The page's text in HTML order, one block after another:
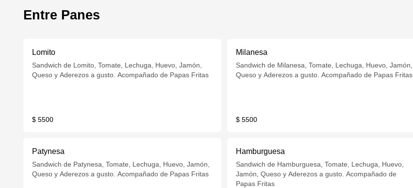
Entre Panes
Lomito
Sandwich de Lomito, Tomate, Lechuga, Huevo, Jamón,
Queso y Aderezos a gusto. Acompañado de Papas Fritas
$ 5500
Milanesa
Sandwich de Milanesa, Tomate, Lechuga, Huevo, Jamón,
Queso y Aderezos a gusto. Acompañado de Papas Fritas
$ 5500
Patynesa
Sandwich de Patynesa, Tomate, Lechuga, Huevo, Jamón,
Queso y Aderezos a gusto. Acompañado de Papas Fritas
Hamburguesa
Sandwich de Hamburguesa, Tomate, Lechuga, Huevo,
Jamón, Queso y Aderezos a gusto. Acompañado de
Papas Fritas